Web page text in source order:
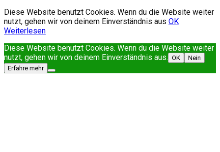
Diese Website benutzt Cookies. Wenn du die Website weiter
nutzt, gehen wir von deinem Einverständnis aus OK
Weiterlesen
Diese Website benutzt Cookies. Wenn du die Website weiter
nutzt, gehen wir von deinem Einverständnis aus. OK
Nein
Erfahre mehr